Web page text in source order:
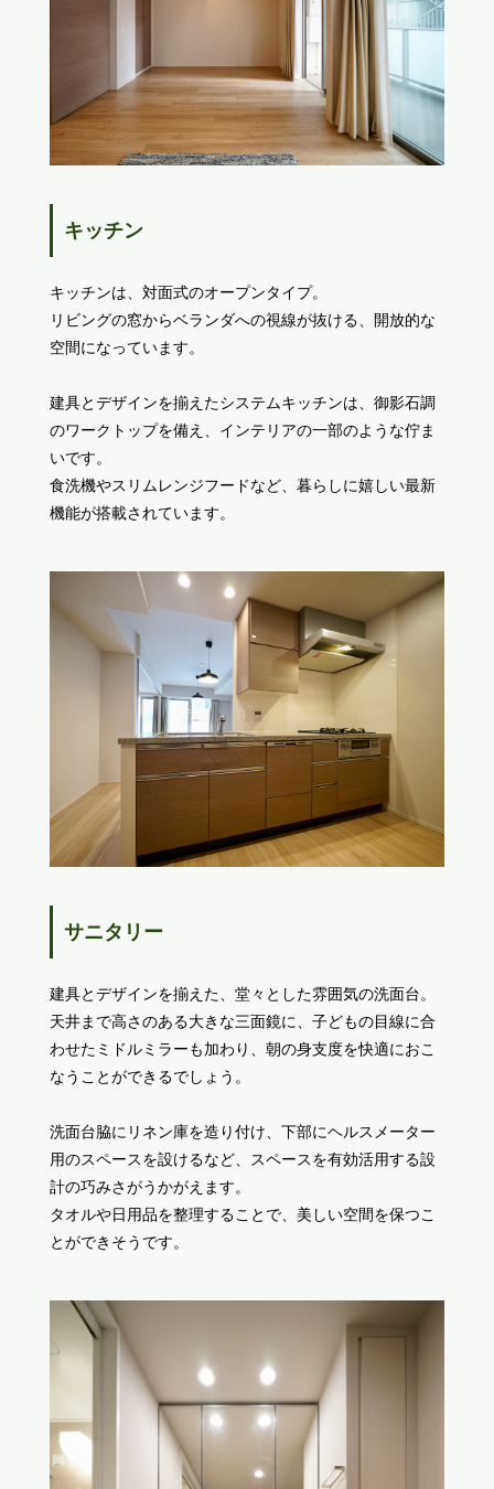
キッチン
キッチンは、対面式のオープンタイプ。
リビングの窓からベランダへの視線が抜ける、開放的な
空間になっています。
建具とデザインを揃えたシステムキッチンは、御影石調
のワークトップを備え、インテリアの一部のような佇ま
いです。
食洗機やスリムレンジフードなど、暮らしに嬉しい最新
機能が搭載されています。
サニタリー
建具とデザインを揃えた、堂々とした雰囲気の洗面台。
天井まで高さのある大きな三面鏡に、子どもの目線に合
わせたミドルミラーも加わり、朝の身支度を快適におこ
なうことができるでしょう。
洗面台脇にリネン庫を造り付け、下部にヘルスメーター
用のスペースを設けるなど、スペースを有効活用する設
計の巧みさがうかがえます。
タオルや日用品を整理することで、美しい空間を保つこ
とができそうです。